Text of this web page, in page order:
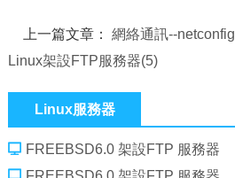
上一篇文章：網絡通訊--netconfig
Linux架設FTP服務器(5)
Linux服務器
FREEBSD6.0 架設FTP 服務器